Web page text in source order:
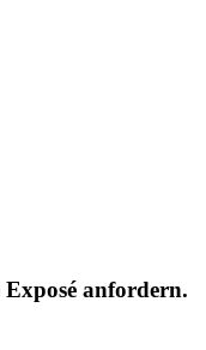
anfordern.